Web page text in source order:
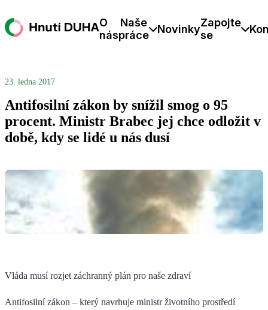
O
nás
Naše
práce
NovinkyZapojte
se
23. ledna 2017
Antifosilní zákon by snížil smog o 95
procent. Ministr Brabec jej chce odložit v
době, kdy se lidé u nás dusí
Vláda musí rozjet záchranný plán pro naše zdraví
Antifosilní zákon – který navrhuje ministr životního prostředí